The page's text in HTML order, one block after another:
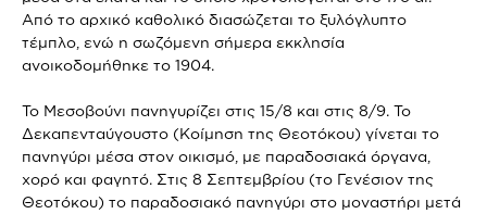
Από το αρχικό καθολικό διασώζεται το ξυλόγλυπτο
τέμπλο, ενώ η σωζόμενη σήμερα εκκλησία
ανοικοδομήθηκε το 1904.
Το Μεσοβούνι πανηγυρίζει στις 15/8 και στις 8/9. Το
Δεκαπενταύγουστο (Κοίμηση της Θεοτόκου) γίνεται το
πανηγύρι μέσα στον οικισμό, με παραδοσιακά όργανα,
χορό και φαγητό. Στις 8 Σεπτεμβρίου (το Γενέσιον της
Θεοτόκου) το παραδοσιακό πανηγύρι στο μοναστήρι μετά